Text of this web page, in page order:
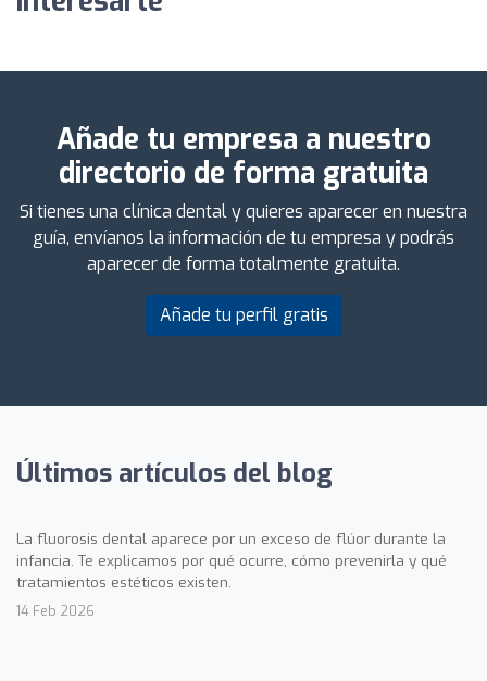
Añade tu empresa a nuestro
directorio de forma gratuita
Si tienes una clínica dental y quieres aparecer en nuestra
guía, envíanos la información de tu empresa y podrás
aparecer de forma totalmente gratuita.
Añade tu perfil gratis
Últimos artículos del blog
La fluorosis dental aparece por un exceso de flúor durante la
infancia. Te explicamos por qué ocurre, cómo prevenirla y qué
tratamientos estéticos existen.
14 Feb 2026